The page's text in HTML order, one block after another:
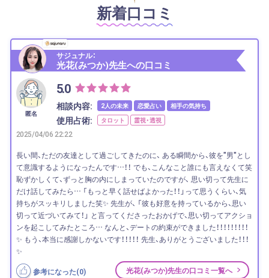
新着口コミ
サジュナル：
光花(みつか)先生への口コミ
匿名
5.0
相談内容: 2人の未来 恋愛占い 相手の気持ち
使用占術: タロット 霊視・透視
2025/04/06 22:22
長い間、ただの友達として過ごしてきたのに、 ある瞬間から、彼を"男"とし
て意識するようになったんです…！！ でも、こんなこと誰にも言えなくて笑
恥ずかしくて、ずっと胸の内にしまっていたのですが、 思い切って先生に
だけ話してみたら… 「もっと早く話せばよかった！！」って思うくらい、気
持ちがスッキリしました笑✨ 先生が、 「彼も好意を持っているから、思い
切って近づいてみて！」 と言ってくださったおかげで、思い切ってアクショ
ンを起こしてみたところ… なんと、デートの約束ができました！！！！！！！！！
✨ もう、本当に感謝しかないです！！！！！ 先生、ありがとうございました！！！
✨
参考になった(0) 光花(みつか)先生の口コミ一覧へ